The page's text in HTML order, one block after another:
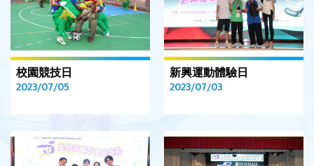
校園競技日
2023/07/05
新興運動體驗日
2023/07/03